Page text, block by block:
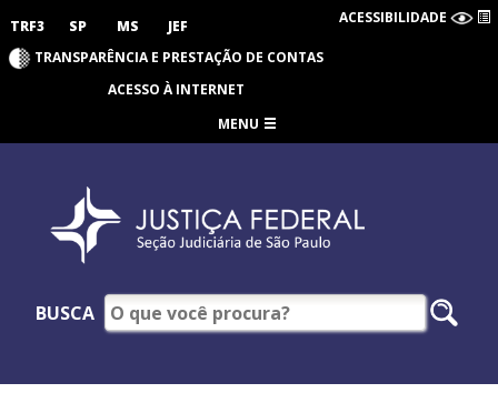
TRF3 SP MS JEF ACESSIBILIDADE
TRANSPARÊNCIA E PRESTAÇÃO DE CONTAS
ACESSO À INTERNET
MENU
BUSCA